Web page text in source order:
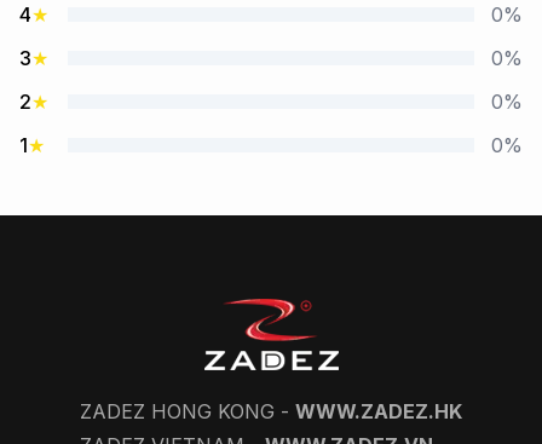
4★
0%
3★
0%
2★
0%
1★ 0%
ZADEZ HONG KONG - WWW.ZADEZ.HK